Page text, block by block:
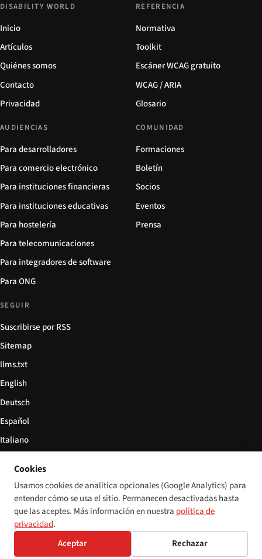
DISABILITY WORLD
Inicio
Artículos
Quiénes somos
Contacto
Privacidad
REFERENCIA
Normativa
Toolkit
Escáner WCAG gratuito
WCAG / ARIA
Glosario
AUDIENCIAS
Para desarrolladores
Para comercio electrónico
Para instituciones financieras
Para instituciones educativas
Para hostelería
Para telecomunicaciones
Para integradores de software
Para ONG
COMUNIDAD
Formaciones
Boletín
Socios
Eventos
Prensa
SEGUIR
Suscribirse por RSS
Sitemap
llms.txt
English
Deutsch
Español
Italiano
© 2026 Disability World. Todos los derechos reservados. Configuración de cookies
DeutschEspañol 简体中文PolskiFrançais
Cookies
Usamos cookies de analítica opcionales (Google Analytics) para
entender cómo se usa el sitio. Permanecen desactivadas hasta
que las aceptes. Más información en nuestra política de
privacidad.
Aceptar
Rechazar